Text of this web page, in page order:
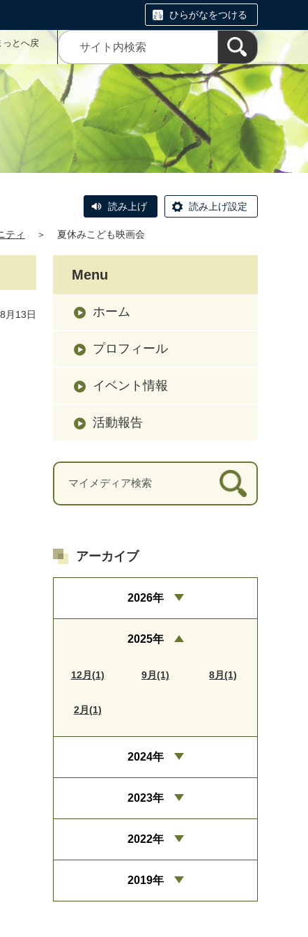
ひらがなをつける
とへ戻
読み上げ 読み上げ設定
ティ ＞ 夏休みこども映画会
月13日
Menu
ホーム
プロフィール
イベント情報
活動報告
アーカイブ
2026年
2025年
12月(1) 9月(1) 8月(1)
2月(1)
2024年
2023年
2022年
2019年